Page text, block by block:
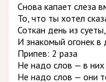
Снова капает слеза
То, что ты хотел
Соткан день из
И знакомый огонек в
Припев: 2 раза
Не надо слов — в них
Не надо слов — они